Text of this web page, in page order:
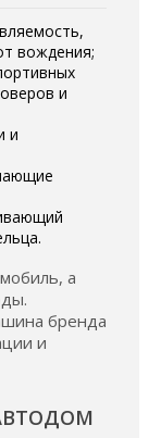
вождения;
и
и
а
бренда
и